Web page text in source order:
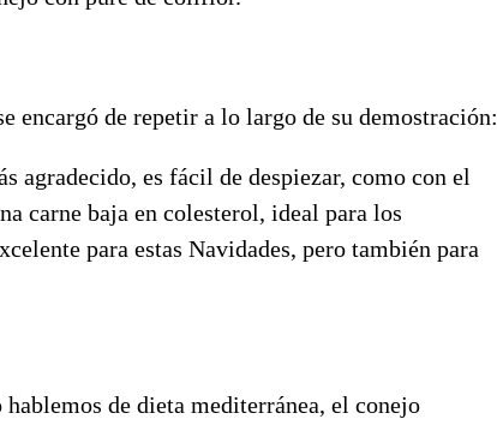
encargó de repetir a lo largo de su demostración:
agradecido, es fácil de despiezar, como con el
carne baja en colesterol, ideal para los
para estas Navidades, pero también para
de dieta mediterránea, el conejo